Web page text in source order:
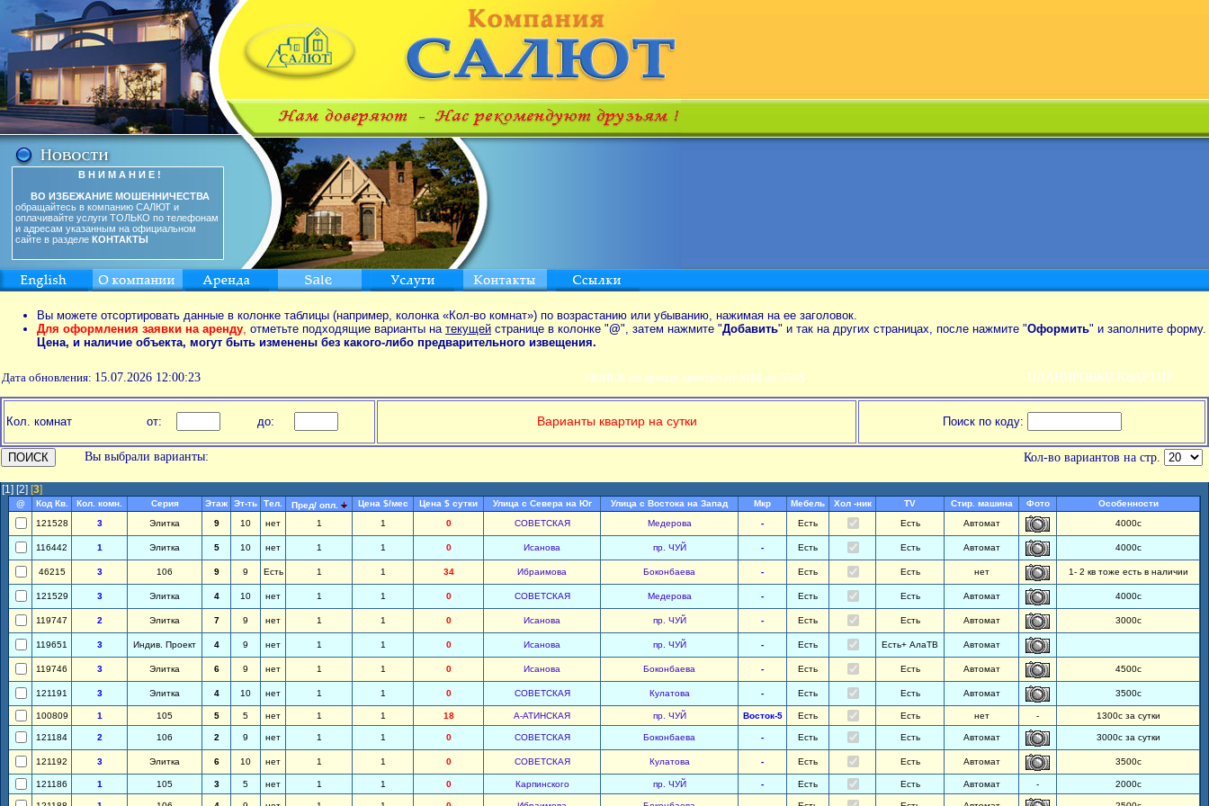
В Н И М А Н И Е !
ВО ИЗБЕЖАНИЕ МОШЕННИЧЕСТВА
обращайтесь в компанию САЛЮТ и
оплачивайте услуги ТОЛЬКО по телефонам
и адресам указанным на официальном
сайте в разделе КОНТАКТЫ
Вы можете отсортировать данные в колонке таблицы (например, колонка «Кол-во комнат») по возрастанию или убыванию, нажимая на ее заголовок.
Для оформления заявки на аренду, отметьте подходящие варианты на текущей странице в колонке "@", затем нажмите "Добавить" и так на других страницах, после нажмите "Оформить" и заполните форму.
Цена, и наличие объекта, могут быть изменены без какого-либо предварительного извещения.
Дата обновления: 15.07.2026 12:00:23 ПОИСК по аренде квартир от MIN до 550$ ПЛАНИРОВКИ КВАРТИР
Кол. комнат от: до: Варианты квартир на сутки Поиск по коду:
Вы выбрали варианты: Кол-во вариантов на стр.
[1] [2] [3]
@ Код Кв. Кол. комн. Серия Этаж Эт-ть Тел. Пред/ опл. Цена $/мес Цена $ сутки Улица с Севера на Юг Улица с Востока на Запад Мкр Мебель Хол -ник TV Стир. машина Фото
Особенности
121528
3 Элитка 9 10 нет 1 1 0 СОВЕТСКАЯ Медерова - Есть Есть Автомат 4000с
116442 1 Элитка 5 10 нет 1 1 0 Исанова пр. ЧУЙ - Есть Есть Автомат 4000с
46215 3 106 9 9 Есть 1 1 34 Ибраимова Боконбаева - Есть Есть нет 1- 2 кв тоже есть в наличии
121529 3 Элитка 4 10 нет 1 1 0 СОВЕТСКАЯ Медерова - Есть Есть Автомат 4000с
119747 2 Элитка 7 9 нет 1 1 0 Исанова пр. ЧУЙ - Есть Есть Автомат 3000с
119651 3 Индив. Проект 4 9 нет 1 1 0 Исанова пр. ЧУЙ - Есть Есть+ АлаТВ Автомат
119746 3 Элитка 6 9 нет 1 1 0 Исанова Боконбаева - Есть Есть Автомат 4500с
121191 3 Элитка 4 10 нет 1 1 0 СОВЕТСКАЯ Кулатова - Есть Есть Автомат 3500с
100809 1 105 5 5 нет 1 1 18 А-АТИНСКАЯ пр. ЧУЙ Восток-5 Есть Есть нет - 1300с за сутки
121184 2 106 2 9 нет 1 1 0 СОВЕТСКАЯ Боконбаева - Есть Есть Автомат 3000с за сутки
121192 3 Элитка 6 10 нет 1 1 0 СОВЕТСКАЯ Кулатова - Есть Есть Автомат 3500с
121186 1 105 3 5 нет 1 1 0 Карпинского пр. ЧУЙ - Есть Есть Автомат - 2000с